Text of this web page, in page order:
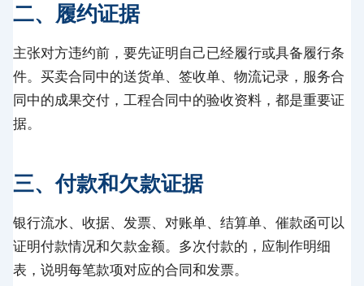
二、履约证据
主张对方违约前，要先证明自己已经履行或具备履行条
件。买卖合同中的送货单、签收单、物流记录，服务合
同中的成果交付，工程合同中的验收资料，都是重要证
据。
三、付款和欠款证据
银行流水、收据、发票、对账单、结算单、催款函可以
证明付款情况和欠款金额。多次付款的，应制作明细
表，说明每笔款项对应的合同和发票。